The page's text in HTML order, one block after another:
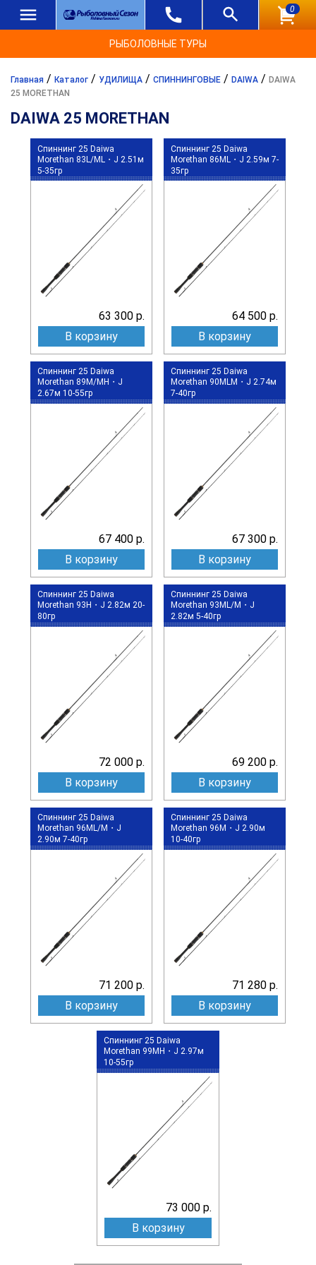
0
РЫБОЛОВНЫЕ ТУРЫ
Главная / Каталог / УДИЛИЩА / СПИННИНГОВЫЕ / DAIWA / DAIWA
25 MORETHAN
DAIWA 25 MORETHAN
Спиннинг 25 Daiwa
Morethan 83L/ML・J 2.51м
5-35гр
63 300 р.
В корзину
Спиннинг 25 Daiwa
Morethan 86ML・J 2.59м 7-
35гр
64 500 р.
В корзину
Спиннинг 25 Daiwa
Morethan 89M/MH・J
2.67м 10-55гр
67 400 р.
В корзину
Спиннинг 25 Daiwa
Morethan 90MLM・J 2.74м
7-40гр
67 300 р.
В корзину
Спиннинг 25 Daiwa
Morethan 93H・J 2.82м 20-
80гр
72 000 р.
В корзину
Спиннинг 25 Daiwa
Morethan 93ML/M・J
2.82м 5-40гр
69 200 р.
В корзину
Спиннинг 25 Daiwa
Morethan 96ML/M・J
2.90м 7-40гр
71 200 р.
В корзину
Спиннинг 25 Daiwa
Morethan 96M・J 2.90м
10-40гр
71 280 р.
В корзину
Спиннинг 25 Daiwa
Morethan 99MH・J 2.97м
10-55гр
73 000 р.
В корзину